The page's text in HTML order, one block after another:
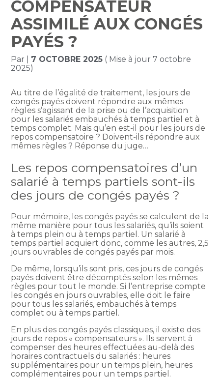
COMPENSATEUR
ASSIMILÉ AUX CONGÉS
PAYÉS ?
Par 7 OCTOBRE 2025 ( Mise à jour 7 octobre
2025)
Au titre de l’égalité de traitement, les jours de
congés payés doivent répondre aux mêmes
règles s’agissant de la prise ou de l’acquisition
pour les salariés embauchés à temps partiel et à
temps complet. Mais qu’en est-il pour les jours de
repos compensatoire ? Doivent-ils répondre aux
mêmes règles ? Réponse du juge…
Les repos compensatoires d’un
salarié à temps partiels sont-ils
des jours de congés payés ?
Pour mémoire, les congés payés se calculent de la
même manière pour tous les salariés, qu’ils soient
à temps plein ou à temps partiel. Un salarié à
temps partiel acquiert donc, comme les autres, 2,5
jours ouvrables de congés payés par mois.
De même, lorsqu’ils sont pris, ces jours de congés
payés doivent être décomptés selon les mêmes
règles pour tout le monde. Si l’entreprise compte
les congés en jours ouvrables, elle doit le faire
pour tous les salariés, embauchés à temps
complet ou à temps partiel.
En plus des congés payés classiques, il existe des
jours de repos « compensateurs ». Ils servent à
compenser des heures effectuées au-delà des
horaires contractuels du salariés : heures
supplémentaires pour un temps plein, heures
complémentaires pour un temps partiel.